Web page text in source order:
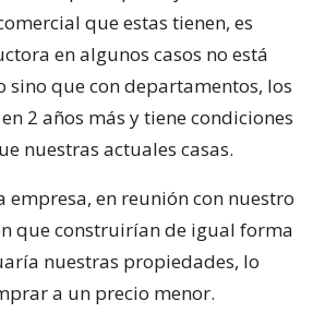
que estas tienen, es
en algunos casos no está
sino que con departamentos, los
2 años más y tiene condiciones
nuestras actuales casas.
empresa, en reunión con nuestro
que construirían de igual forma
nuestras propiedades, lo
a un precio menor.